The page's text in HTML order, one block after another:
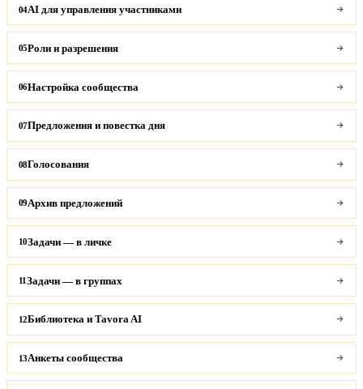
04AI для управления участниками
05Роли и разрешения
06Настройка сообщества
07Предложения и повестка дня
08Голосования
09Архив предложений
10Задачи — в личке
11Задачи — в группах
12Библиотека и Tavora AI
13Анкеты сообщества